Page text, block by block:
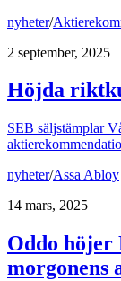
nyheter/
2 september, 2025
Höjda
SEB säljstämplar
nyheter/Assa Abloy
14 mars, 2025
Oddo höjer
morgonens